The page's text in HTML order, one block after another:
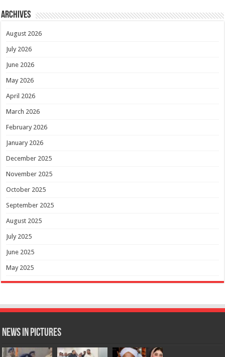
Archives
August 2026
July 2026
June 2026
May 2026
April 2026
March 2026
February 2026
January 2026
December 2025
November 2025
October 2025
September 2025
August 2025
July 2025
June 2025
May 2025
News in Pictures